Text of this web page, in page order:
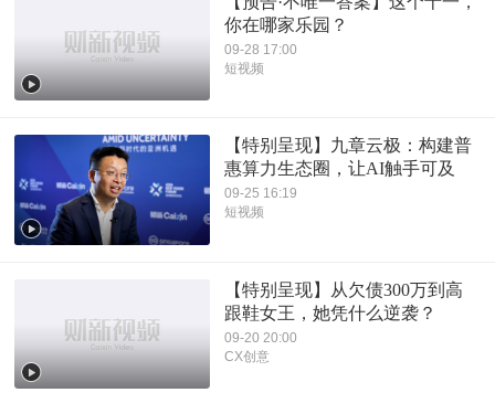
你在哪家乐园？
09-28 17:00
短视频
【特别呈现】九章云极：构建普
惠算力生态圈，让AI触手可及
09-25 16:19
短视频
【特别呈现】从欠债300万到高
跟鞋女王，她凭什么逆袭？
09-20 20:00
CX创意